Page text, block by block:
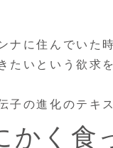
ナに住んでいた
たいという欲求
子の進化のテキ
かく食